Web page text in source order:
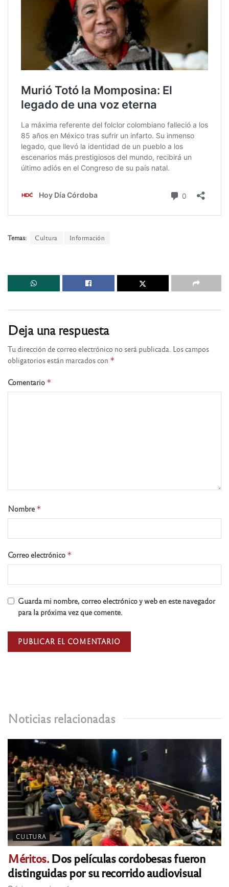
Temas: Cultura Información
Noticias relacionadas
CULTURA
Méritos.Dos películas cordobesas fueron
distinguidas por su recorrido audiovisual
Deja una respuesta
Tu dirección de correo electrónico no será publicada. Los campos
obligatorios están marcados con *
Comentario *
Nombre *
Correo electrónico *
Guarda mi nombre, correo electrónico y web en este navegador
para la próxima vez que comente.